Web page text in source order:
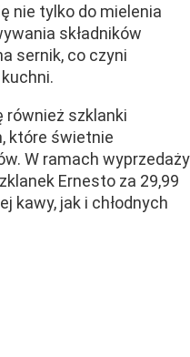
nie tylko do mielenia
składników
sernik, co czyni
również szklanki
które świetnie
W ramach wyprzedaży
Ernesto za 29,99
kawy, jak i chłodnych